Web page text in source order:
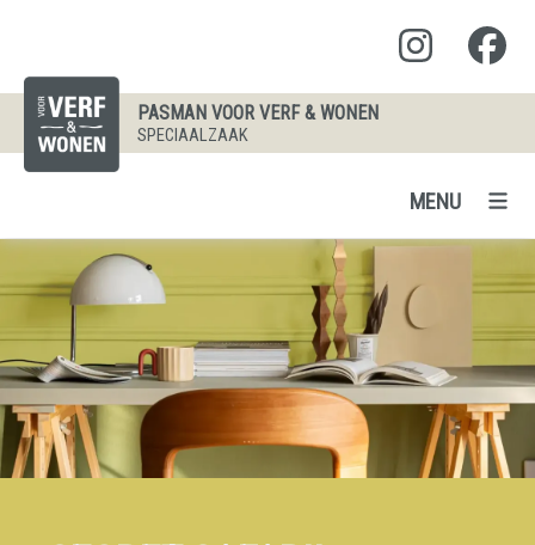
PASMAN VOOR VERF & WONEN
SPECIAALZAAK
MENU